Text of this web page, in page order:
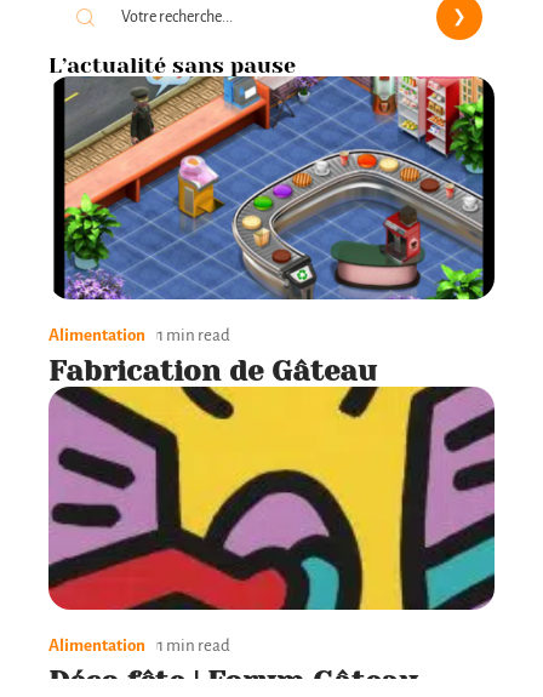
L’actualité sans pause
Alimentation 1 min read
Fabrication de Gâteau
Alimentation 1 min read
Déco fête | Forum Gâteau